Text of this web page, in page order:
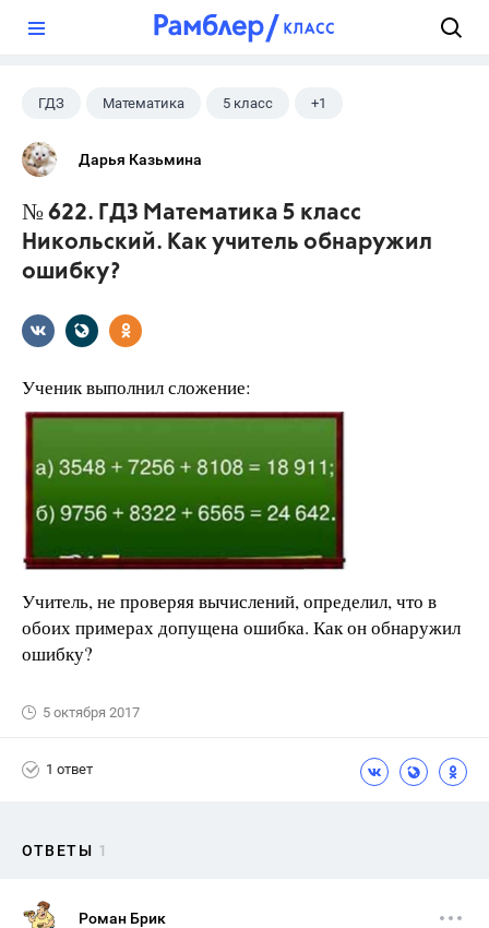
ГДЗ Математика 5 класс +1
Никольский С.М.
Дарья Казьмина
№ 622. ГДЗ Математика 5 класс
Никольский. Как учитель обнаружил
ошибку?
Ученик выполнил сложение:
Учитель, не проверяя вычислений, определил, что в
обоих примерах допущена ошибка. Как он обнаружил
ошибку?
5 октября 2017
1 ответ
ОТВЕТЫ 1
Роман Брик